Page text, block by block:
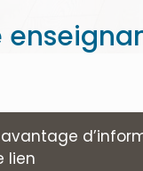
lien